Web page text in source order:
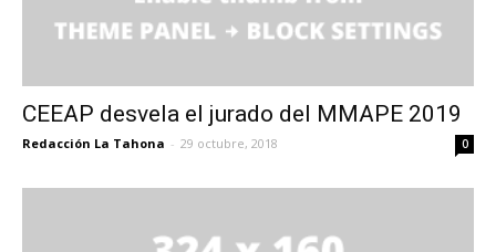
CEEAP desvela el jurado del MMAPE 2019
Redacción La Tahona - 29 octubre, 2018 0